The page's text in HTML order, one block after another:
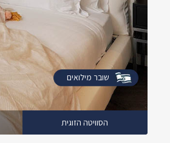
הסוויטה הזוגית
שובר מילואים